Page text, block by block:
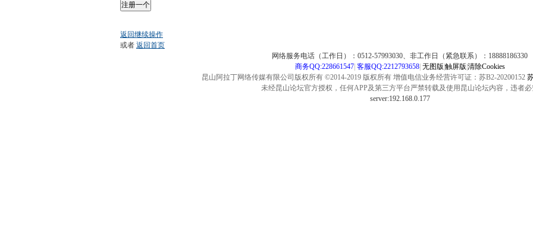
注册一个
返回继续操作
或者 返回首页
网络服务电话（工作日）：0512-57993030、非工作日（紧急联系）：18888186330
商务QQ:228661547| 客服QQ:2212793658| 无图版 触屏版 清除Cookies
昆山阿拉丁网络传媒有限公司版权所有 ©2014-2019 版权所有 增值电信业务经营许可证：苏B2-20200152
未经昆山论坛官方授权，任何APP及第三方平台严禁转载及使用昆山论坛内容，违者必
server:192.168.0.177